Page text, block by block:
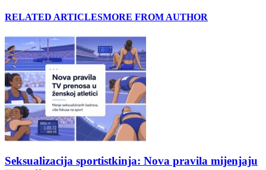
RELATED ARTICLESMORE FROM AUTHOR
Seksualizacija sportistkinja: Nova pravila mijenjaju